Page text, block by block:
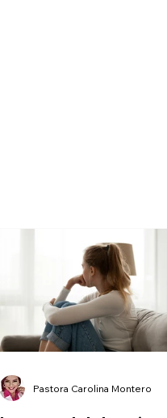
Pastora Carolina Montero